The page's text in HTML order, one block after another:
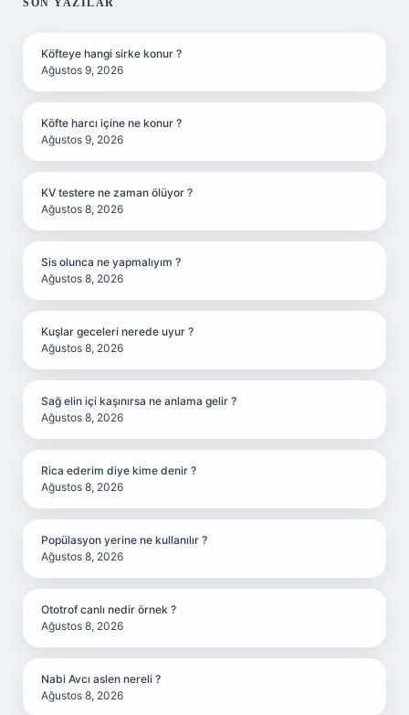
SIDEBAR
SON YAZILAR
Köfteye hangi sirke konur ?
Ağustos 9, 2026
Köfte harcı içine ne konur ?
Ağustos 9, 2026
KV testere ne zaman ölüyor ?
Ağustos 8, 2026
Sis olunca ne yapmalıyım ?
Ağustos 8, 2026
Kuşlar geceleri nerede uyur ?
Ağustos 8, 2026
Sağ elin içi kaşınırsa ne anlama gelir ?
Ağustos 8, 2026
Rica ederim diye kime denir ?
Ağustos 8, 2026
Popülasyon yerine ne kullanılır ?
Ağustos 8, 2026
Ototrof canlı nedir örnek ?
Ağustos 8, 2026
Nabi Avcı aslen nereli ?
Ağustos 8, 2026